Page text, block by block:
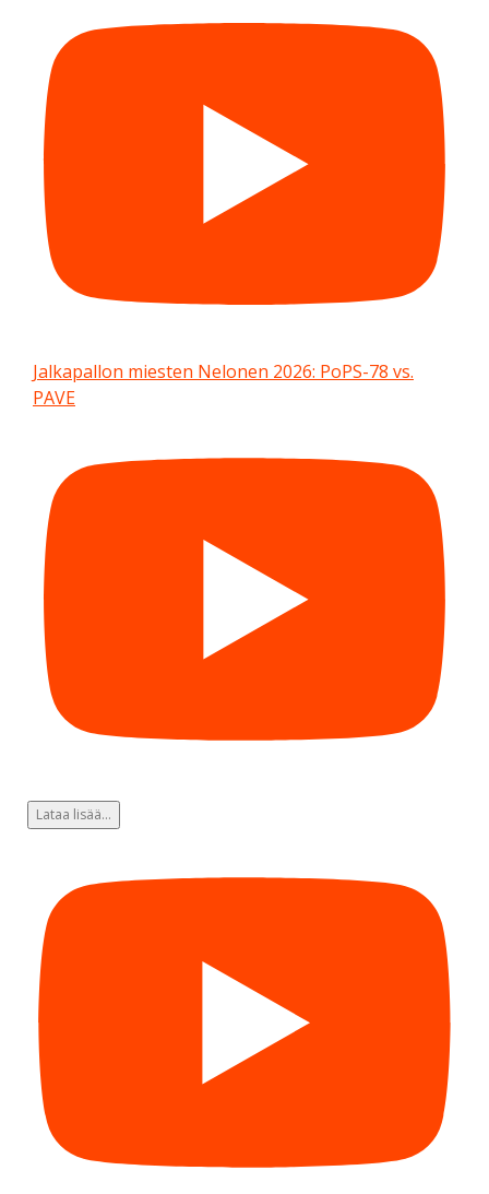
Jalkapallon miesten Nelonen 2026: PoPS-78 vs.
PAVE
Lataa lisää...